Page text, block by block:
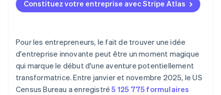
l’employeur (EIN)
Accepter des paiements et effectuer des
Achat dématérialisé d’actions par le fondateur
Prise en charge automatique de l’option
fiscale 83(b)
Des documents juridiques de standing international
Constituez votre entreprise avec Stripe Atlas
Pour les entrepreneurs, le fait de trouver une idée
d'entreprise innovante peut être un moment magique
qui marque le début d'une aventure potentiellement
transformatrice. Entre janvier et novembre 2025, le US
Census Bureau a enregistré5 125 775 formulaires